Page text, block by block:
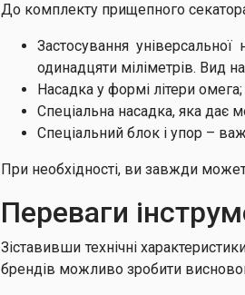
До комплекту прищепного
Застосування
одинадцяти міліметрів. Вид
Насадка у формі літери омега;
Спеціальна насадка, яка дає
Спеціальний блок і упор –
При необхідності, ви завжди
Переваги
Зіставивши технічні
брендів можливо зробити